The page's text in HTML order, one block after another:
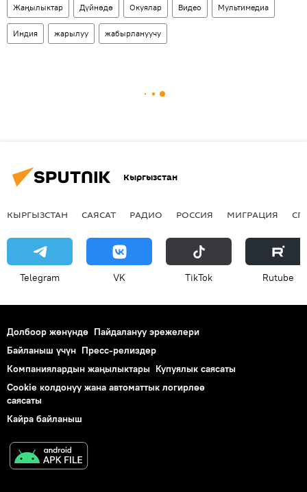
Жаңылыктар Дүйнөдө Окуялар Видео Мультимедиа
Индия жарылуу жабырлануучу
Кыргызстан
КЫРГЫЗСТАН САЯСАТ РАДИО РОССИЯ МИГРАЦИЯ
Telegram VK ТikТоk Rutube
Долбоор жөнүндө Пайдалануу эрежелери
Байланыш үчүн Пресс-релиздер
Компаниялардын жаңылыктары Купуялык саясаты
Cookie колдонуу жана автоматтык логирлөө
саясаты
Кайра байланыш